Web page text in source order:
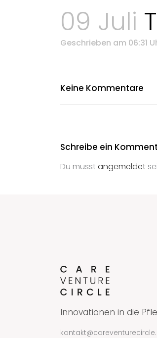
09 Juli
Geschrieben am 06:31
Keine Kommentare
Schreibe ein
Du musstangemeldet
Innovationen in die